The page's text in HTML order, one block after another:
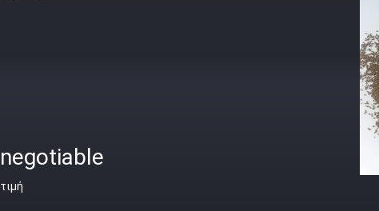
negotiable
τιμή